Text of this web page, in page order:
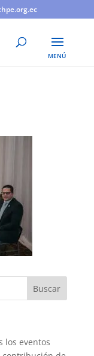
los eventos